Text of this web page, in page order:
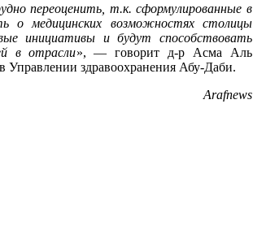
переоценить, т.к. сформулированные в
о медицинских возможностях столицы
инициативы и будут способствовать
в отрасли», — говорит д-р Асма Аль
Управлении здравоохранения Абу-Даби.
Arafnews